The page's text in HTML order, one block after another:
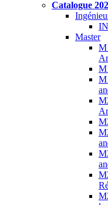
Catalogue
Master